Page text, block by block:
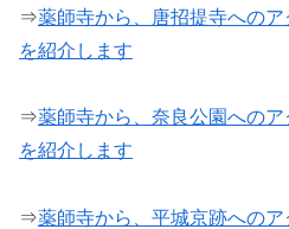
⇒薬師寺から、唐招提寺への
を紹介します
⇒薬師寺から、奈良公園への
を紹介します
⇒薬師寺から、平城京跡への